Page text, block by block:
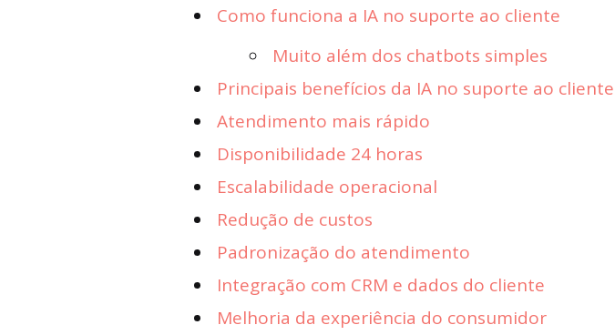
Como funciona a IA no suporte ao cliente
Muito além dos chatbots simples
Principais benefícios da IA no suporte ao cliente
Atendimento mais rápido
Disponibilidade 24 horas
Escalabilidade operacional
Redução de custos
Padronização do atendimento
Integração com CRM e dados do cliente
Melhoria da experiência do consumidor